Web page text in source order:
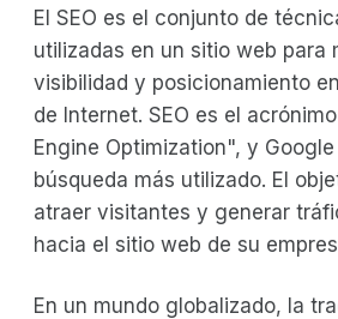
El SEO es el conjunto de
utilizadas en un sitio web para
visibilidad y posicionamiento
de Internet. SEO es el
Engine Optimization", y
búsqueda más utilizado. El
atraer visitantes y generar
hacia el sitio web de su
En un mundo globalizado, la